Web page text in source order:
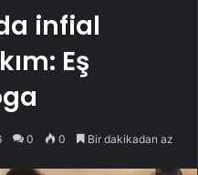
infial
Eş
0 0 Bir dakikadan az